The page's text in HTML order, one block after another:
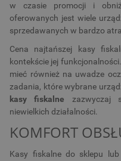
w czasie promocji i
oferowanych jest wiele
sprzedawanych w bardzo
Cena najtańszej kasy
kontekście jej
mieć również na uwadze
zadania, które wybrane
kasy fiskalne zazwyczaj
niewielkich działalności.
KOMFORT
Kasy fiskalne do sklepu